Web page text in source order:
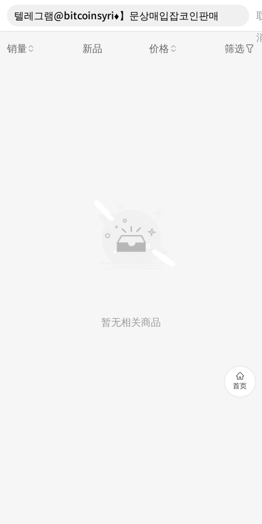
销量
新品 价格 筛选
暂无相关商品

首页